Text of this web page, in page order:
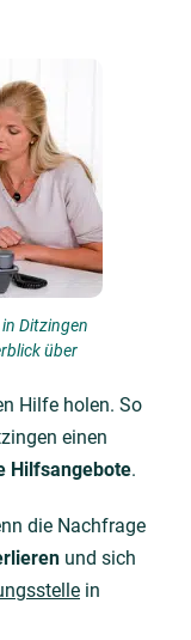
Ditzingen
über
Hilfe holen. So
einen
Hilfsangebote.
die Nachfrage
und sich
in